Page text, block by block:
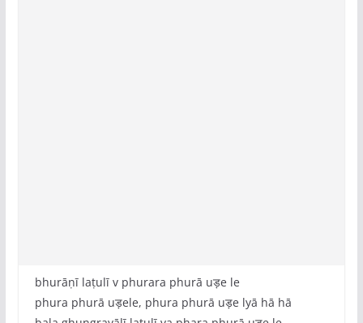
bhurāṇī laṭulī v phurara phurā uड़e le
phura phurā uड़ele, phura phurā uड़e lyā hā hā